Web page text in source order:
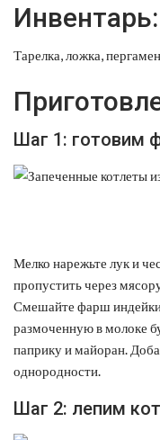
Инвентарь:
Тарелка, ложка,
Шаг 1: готовим
Мелко нарежьте лук и
пропустить через
Смешайте фарш индейки
размоченную в молоке
паприку и майоран.
однородности.
Шаг 2: лепим